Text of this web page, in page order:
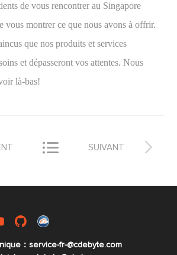
de vous rencontrer au Singapore
vous montrer ce que nous avons à offrir.
que nos produits et services
et dépasseront vos attentes. Nous
là-bas!
 
SUIVANT
：service-fr-@cdebyte.com